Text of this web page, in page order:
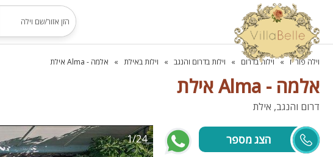
וילה פור יו וילות בדרום וילות בדרום והנגב וילות באילת אלמה - Alma אילת
אלמה - Alma אילת
דרום והנגב, אילת
1/24